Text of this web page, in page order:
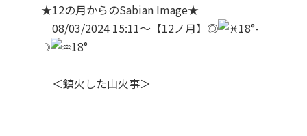
★12の月からのSabian Image★
08/03/2024 15:11～【12ノ月】◎
18°-
☽
18°
＜鎮火した山火事＞